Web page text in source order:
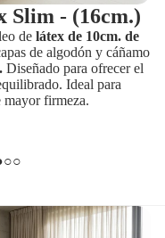
Slim - (16cm.)
de látex de 10cm. de
de algodón y cáñamo
Diseñado para ofrecer el
Ideal para
mayor firmeza.